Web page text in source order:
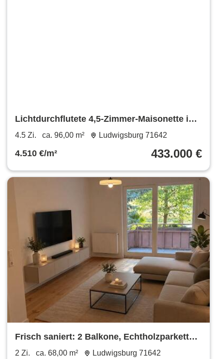
Lichtdurchflutete 4,5-Zimmer-Maisonette in
LB-Poppenweiler
4.5 Zi. ca. 96,00 m² Ludwigsburg 71642
4.510 €/m² 433.000 €
Frisch saniert: 2 Balkone, Echtholzparkett
und Tiefgarage
2 Zi. ca. 68,00 m² Ludwigsburg 71642